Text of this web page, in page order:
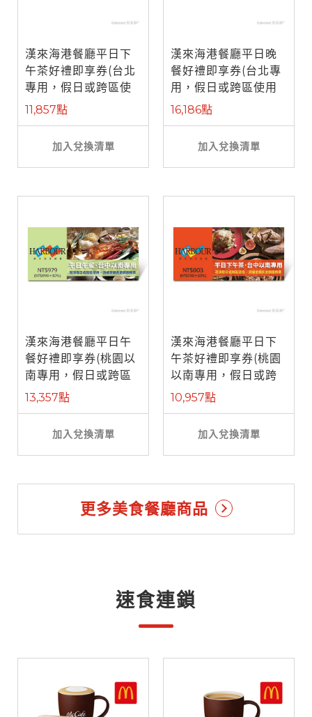
漢來海港餐廳平日下
午茶好禮即享券(台北
專用，假日或跨區使
用需補差額)
11,857點
加入兌換清單
漢來海港餐廳平日晚
餐好禮即享券(台北專
用，假日或跨區使用
需補差額)
16,186點
加入兌換清單
漢來海港餐廳平日午
餐好禮即享券(桃園以
南專用，假日或跨區
使用補需差 ...
13,357點
加入兌換清單
漢來海港餐廳平日下
午茶好禮即享券(桃園
以南專用，假日或跨
區使用補需 ...
10,957點
加入兌換清單
更多美食餐廳商品
速食連鎖